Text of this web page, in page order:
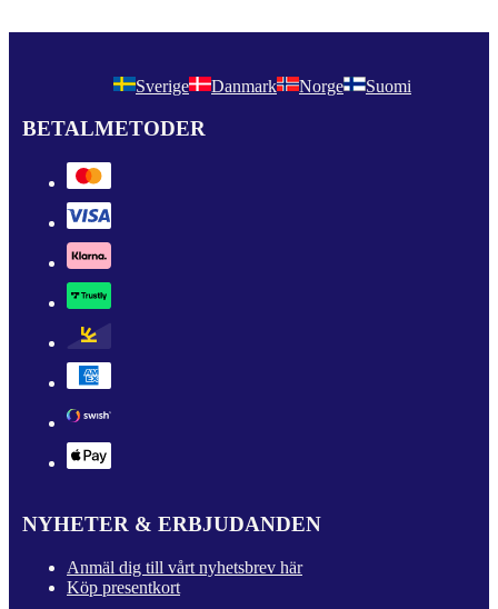
Sverige Danmark Norge Suomi
BETALMETODER
NYHETER & ERBJUDANDEN
Anmäl dig till vårt nyhetsbrev här
Köp presentkort